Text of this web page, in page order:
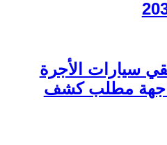
سيارات الأجرة
مطلب كشف